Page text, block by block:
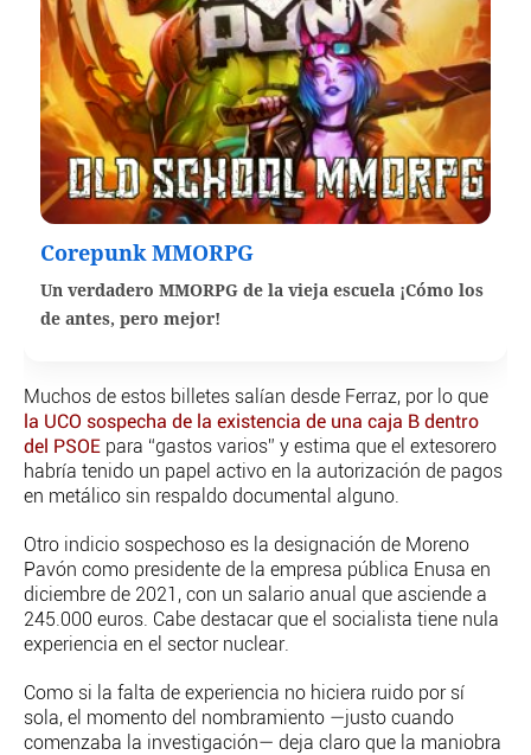
OFERTAS
CLUB PD
ENLACES
MEDIOS
MÁS SERVICIOS
EDICIONES
AMÉRICA
ESPAÑA
Corepunk MMORPG
Un verdadero MMORPG de la vieja escuela ¡Cómo los
de antes, pero mejor!
Muchos de estos billetes salían desde Ferraz, por lo que
la UCO sospecha de la existencia de una caja B dentro
del PSOE para “gastos varios” y estima que el extesorero
habría tenido un papel activo en la autorización de pagos
en metálico sin respaldo documental alguno.
Otro indicio sospechoso es la designación de Moreno
Pavón como presidente de la empresa pública Enusa en
diciembre de 2021, con un salario anual que asciende a
245.000 euros. Cabe destacar que el socialista tiene nula
experiencia en el sector nuclear.
Como si la falta de experiencia no hiciera ruido por sí
sola, el momento del nombramiento —justo cuando
comenzaba la investigación— deja claro que la maniobra